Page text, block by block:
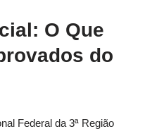
O Que
do
Federal da 3ª Região